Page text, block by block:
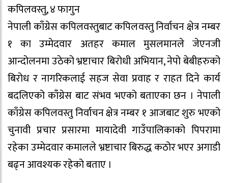
कपिलवस्तु, ४ फागुन
नेपाली काँग्रेस कपिलवस्तुबाट कपिलवस्तु निर्वाचन क्षेत्र नम्बर
१ का उम्मेदवार अतहर कमाल मुसलमानले जेएनजी
आन्दोलनमा उठेको भ्रष्टाचार बिरोधी अभियान, नेपो बेबीहरुको
बिरोध र नागरिकलाई सहज सेवा प्रवाह र राहत दिने कार्य
बदलिएको काँग्रेस बाट संभव भएको बताएका छन । नेपाली
काँग्रेस कपिलवस्तु निर्वाचन क्षेत्र नम्बर १ आजबाट शुरु भएको
चुनावी प्रचार प्रसारमा मायादेवी गाउँपालिकाको पिपरामा
रहेका उम्मेदवार कमालले भ्रष्टाचार बिरुद्ध कठोर भएर अगाडी
बढ्न आवश्यक रहेको बताए ।